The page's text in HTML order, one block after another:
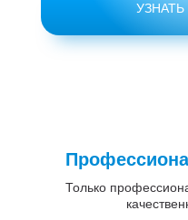
Только